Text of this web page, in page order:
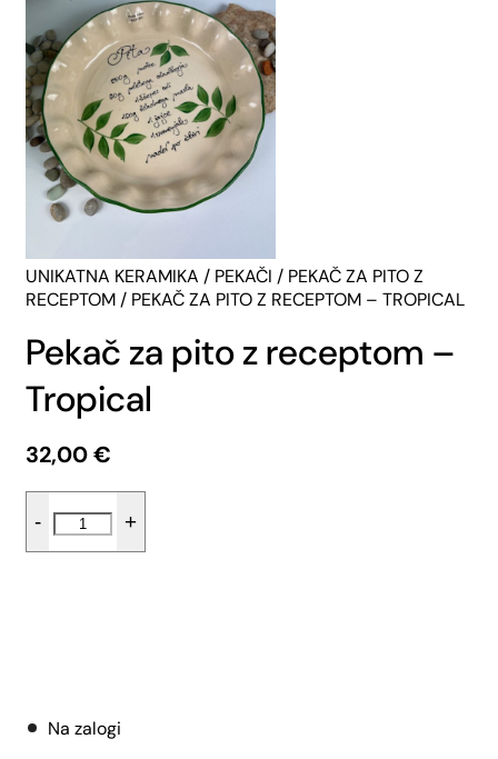
UNIKATNA KERAMIKA / PEKAČI / PEKAČ ZA PITO Z
RECEPTOM / PEKAČ ZA PITO Z RECEPTOM – TROPICAL
Pekač za pito z receptom –
Tropical
32,00€
-
pito
+
Na zalogi